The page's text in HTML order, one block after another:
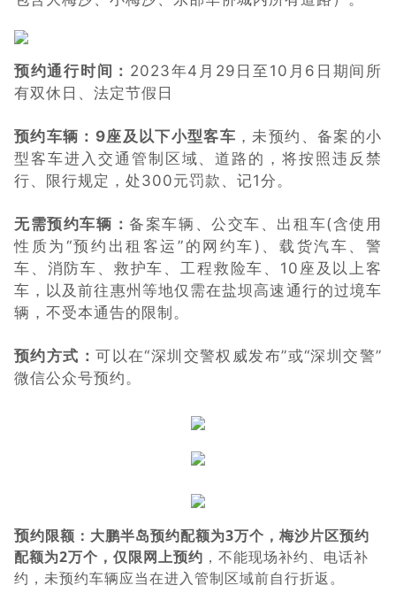
预约通行时间： 2023年4月29日至10月6日期间所
有双休日、法定节假日
预约车辆： 9座及以下小型客车 ，未预约、备案的小
型客车进入交通管制区域、道路的，将按照违反禁
行、限行规定，处300元罚款、记1分。
无需预约车辆：备案车辆、公交车、出租车(含使用
性质为“预约出租客运”的网约车)、载货汽车、警
车、消防车、救护车、工程救险车、10座及以上客
车，以及前往惠州等地仅需在盐坝高速通行的过境车
辆，不受本通告的限制。
预约方式：可以在“深圳交警权威发布”或“深圳交警”
微信公众号预约。
预约限额： 大鹏半岛预约配额为3万个，梅沙片区预约
配额为2万个，仅限网上预约 ，不能现场补约、电话补
约，未预约车辆应当在进入管制区域前自行折返。